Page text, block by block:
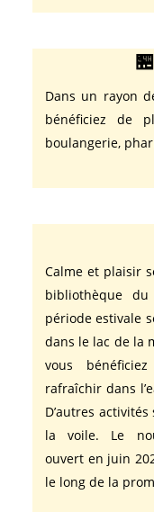
🏪
Dans un rayon
bénéficiez de
boulangerie,
Calme et plaisir
bibliothèque
période estivale
dans le lac de la
vous
rafraîchir dans
D’autres
la voile. Le
ouvert en juin
le long de la